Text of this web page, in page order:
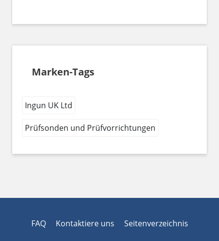
Marken-Tags
Ingun UK Ltd
Prüfsonden und Prüfvorrichtungen
FAQ Kontaktiere uns Seitenverzeichnis